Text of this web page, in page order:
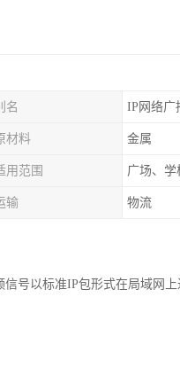
名 IP网络广
材料 金属
用范围 广场、学
输 物流
号以标准IP包形式在局域网